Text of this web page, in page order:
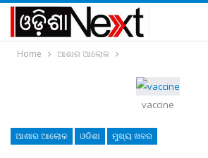
Home ଆଶାର ଆଲୋକ
vaccine
ଆଶାର ଆଲୋକ ଓଡିଶା ମୁଖ୍ୟ ଖବର